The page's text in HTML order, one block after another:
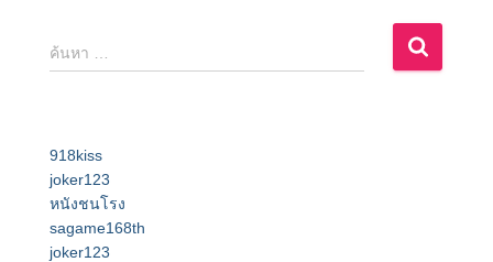
ค้
น
ห
รั
บ
:
ค้นหา …
918kiss
joker123
หนังชนโรง
sagame168th
joker123